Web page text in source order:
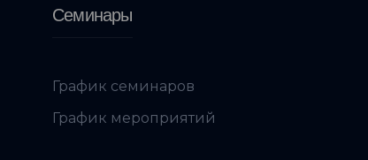
Семинары
График семинаров
График мероприятий